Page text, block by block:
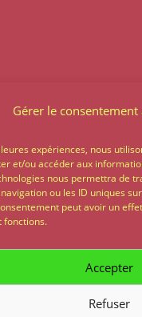
Gérer le consentement
expériences, nous
et/ou accéder aux
nous permettra de
ou les ID uniques
peut avoir un
fonctions.
Accepter
Refuser